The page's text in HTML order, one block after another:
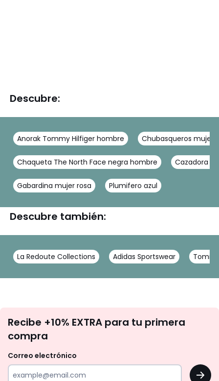
Descubre:
Anorak Tommy Hilfiger hombre Chubasqueros mujer
Chaqueta The North Face negra hombre Cazadora
Gabardina mujer rosa Plumifero azul
Descubre también:
La Redoute Collections Adidas Sportswear
te
tu
Recibe +10% EXTRA para tu primera
compra
Correo electrónico
OK